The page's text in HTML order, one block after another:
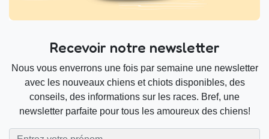
Recevoir notre newsletter
Nous vous enverrons une fois par semaine une newsletter
avec les nouveaux chiens et chiots disponibles, des
conseils, des informations sur les races. Bref, une
newsletter parfaite pour tous les amoureux des chiens!